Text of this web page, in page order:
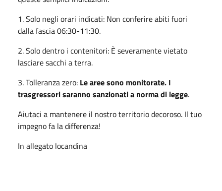
1. Solo negli orari indicati: Non conferire abiti fuori
dalla fascia 06:30-11:30.
2. Solo dentro i contenitori: È severamente vietato
lasciare sacchi a terra.
3. Tolleranza zero: Le aree sono monitorate. I
trasgressori saranno sanzionati a norma di legge.
Aiutaci a mantenere il nostro territorio decoroso. Il tuo
impegno fa la differenza!
In allegato locandina